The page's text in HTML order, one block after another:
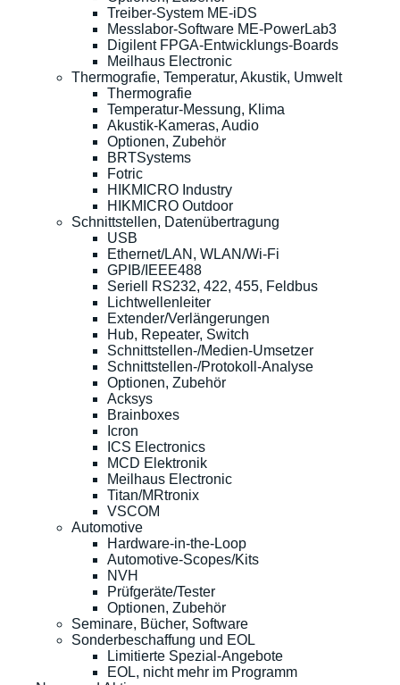
Treiber-System ME-iDS
Messlabor-Software ME-PowerLab3
Digilent FPGA-Entwicklungs-Boards
Meilhaus Electronic
Thermografie, Temperatur, Akustik, Umwelt
Thermografie
Temperatur-Messung, Klima
Akustik-Kameras, Audio
Optionen, Zubehör
BRTSystems
Fotric
HIKMICRO Industry
HIKMICRO Outdoor
Schnittstellen, Datenübertragung
USB
Ethernet/LAN, WLAN/Wi-Fi
GPIB/IEEE488
Seriell RS232, 422, 455, Feldbus
Lichtwellenleiter
Extender/Verlängerungen
Hub, Repeater, Switch
Schnittstellen-/Medien-Umsetzer
Schnittstellen-/Protokoll-Analyse
Optionen, Zubehör
Acksys
Brainboxes
Icron
ICS Electronics
MCD Elektronik
Meilhaus Electronic
Titan/MRtronix
VSCOM
Automotive
Hardware-in-the-Loop
Automotive-Scopes/Kits
NVH
Prüfgeräte/Tester
Optionen, Zubehör
Seminare, Bücher, Software
Sonderbeschaffung und EOL
Limitierte Spezial-Angebote
EOL, nicht mehr im Programm